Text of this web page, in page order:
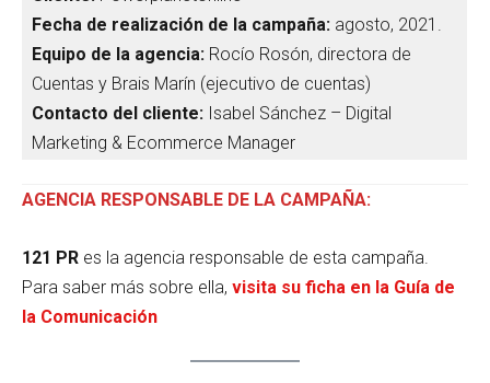
Fecha de realización de la campaña: agosto, 2021.
Equipo de la agencia: Rocío Rosón, directora de
Cuentas y Brais Marín (ejecutivo de cuentas)
Contacto del cliente: Isabel Sánchez – Digital
Marketing & Ecommerce Manager
AGENCIA RESPONSABLE DE LA CAMPAÑA:
121 PR es la agencia responsable de esta campaña.
Para saber más sobre ella, visita su ficha en la Guía de
la Comunicación